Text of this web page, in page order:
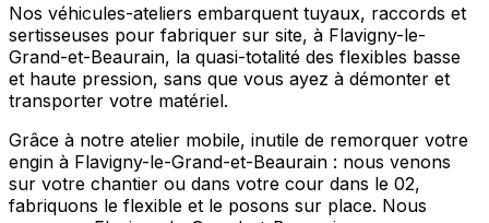
Nos véhicules-ateliers embarquent tuyaux, raccords et
sertisseuses pour fabriquer sur site, à Flavigny-le-
Grand-et-Beaurain, la quasi-totalité des flexibles basse
et haute pression, sans que vous ayez à démonter et
transporter votre matériel.
Grâce à notre atelier mobile, inutile de remorquer votre
engin à Flavigny-le-Grand-et-Beaurain : nous venons
sur votre chantier ou dans votre cour dans le 02,
fabriquons le flexible et le posons sur place. Nous